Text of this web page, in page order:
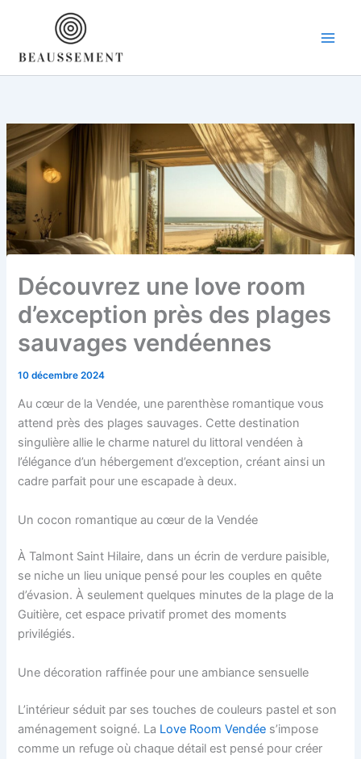
Découvrez une love room
d’exception près des plages
sauvages vendéennes
10 décembre 2024
Au cœur de la Vendée, une parenthèse romantique vous
attend près des plages sauvages. Cette destination
singulière allie le charme naturel du littoral vendéen à
l’élégance d’un hébergement d’exception, créant ainsi un
cadre parfait pour une escapade à deux.
Un cocon romantique au cœur de la Vendée
À Talmont Saint Hilaire, dans un écrin de verdure paisible,
se niche un lieu unique pensé pour les couples en quête
d’évasion. À seulement quelques minutes de la plage de la
Guitière, cet espace privatif promet des moments
privilégiés.
Une décoration raffinée pour une ambiance sensuelle
L’intérieur séduit par ses touches de couleurs pastel et son
aménagement soigné. La Love Room Vendée s’impose
comme un refuge où chaque détail est pensé pour créer